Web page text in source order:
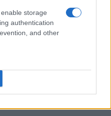
storage
authentication
and other
por delitos fiscales y